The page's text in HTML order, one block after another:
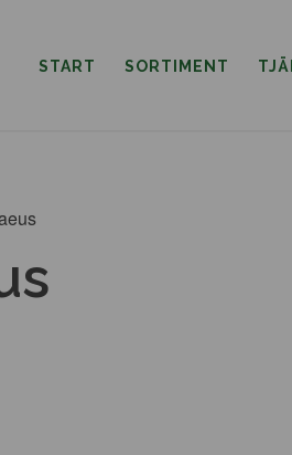
START SORTIMENT